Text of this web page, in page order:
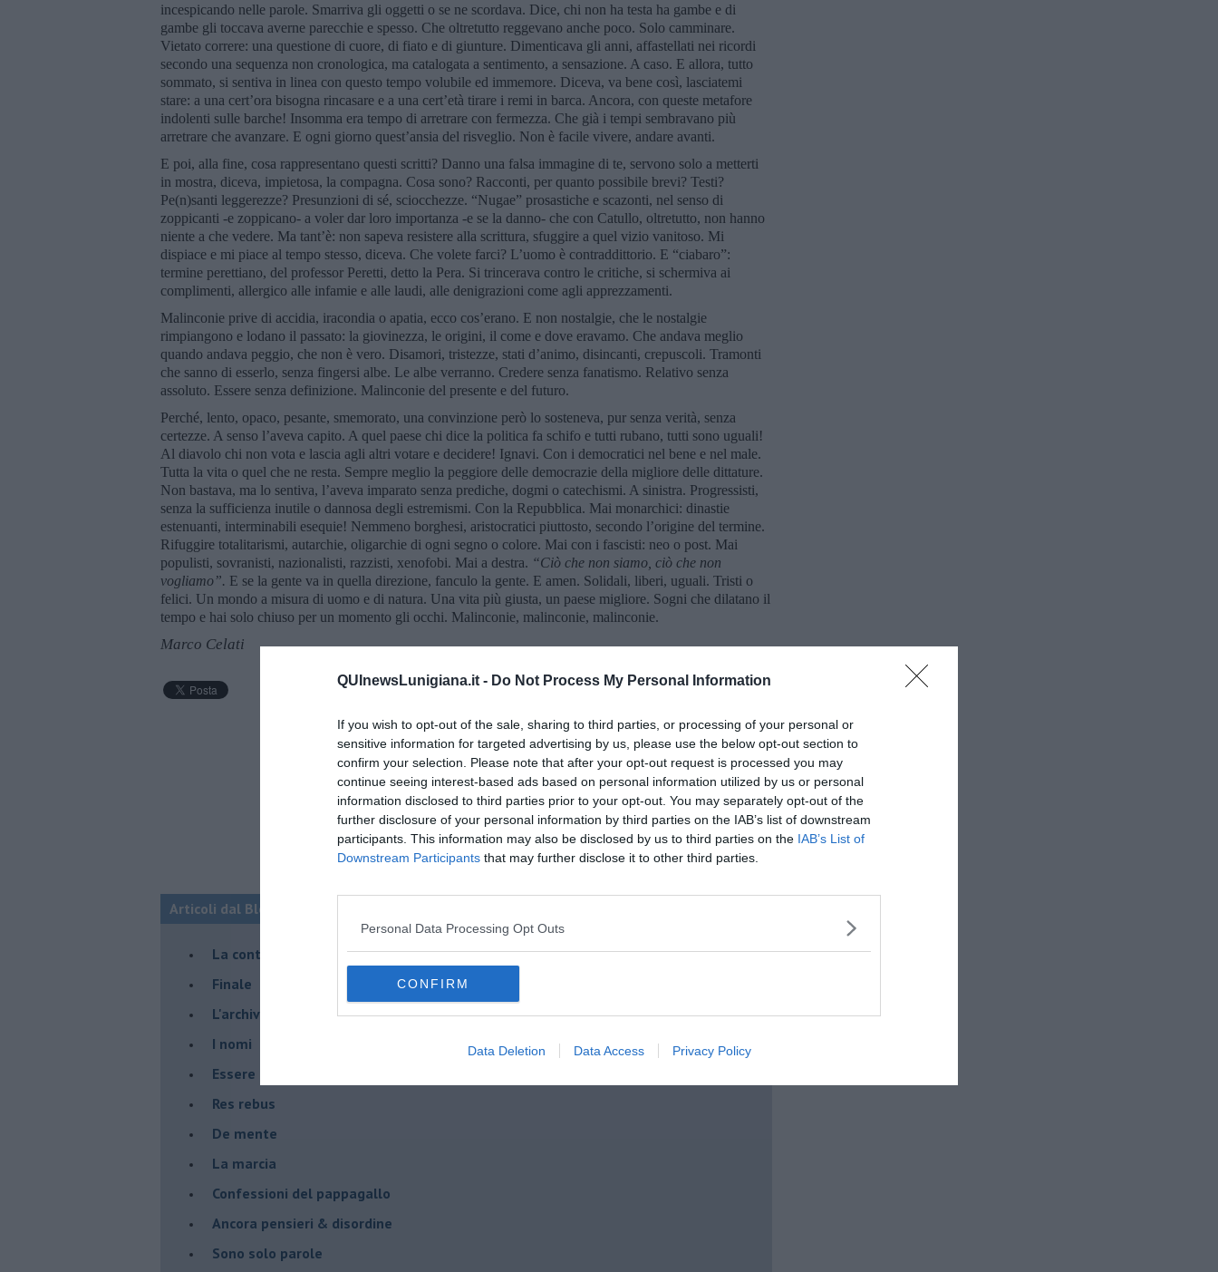
QUInewsLunigiana.it - Do Not Process My Personal Information
If you wish to opt-out of the sale, sharing to third parties, or processing of your personal or
sensitive information for targeted advertising by us, please use the below opt-out section to
confirm your selection. Please note that after your opt-out request is processed you may
continue seeing interest-based ads based on personal information utilized by us or personal
information disclosed to third parties prior to your opt-out. You may separately opt-out of the
further disclosure of your personal information by third parties on the IAB’s list of downstream
participants. This information may also be disclosed by us to third parties on the IAB’s List of
Downstream Participants that may further disclose it to other third parties.
Personal Data Processing Opt Outs
CONFIRM
Data Deletion Data Access Privacy Policy
incespicando nelle parole. Smarriva gli oggetti o se ne scordava. Dice, chi non ha testa ha gambe e di
gambe gli toccava averne parecchie e spesso. Che oltretutto reggevano anche poco. Solo camminare.
Vietato correre: una questione di cuore, di fiato e di giunture. Dimenticava gli anni, affastellati nei ricordi
secondo una sequenza non cronologica, ma catalogata a sentimento, a sensazione. A caso. E allora, tutto
sommato, si sentiva in linea con questo tempo volubile ed immemore. Diceva, va bene così, lasciatemi
stare: a una cert’ora bisogna rincasare e a una cert’età tirare i remi in barca. Ancora, con queste metafore
indolenti sulle barche! Insomma era tempo di arretrare con fermezza. Che già i tempi sembravano più
arretrare che avanzare. E ogni giorno quest’ansia del risveglio. Non è facile vivere, andare avanti.
E poi, alla fine, cosa rappresentano questi scritti? Danno una falsa immagine di te, servono solo a metterti
in mostra, diceva, impietosa, la compagna. Cosa sono? Racconti, per quanto possibile brevi? Testi?
Pe(n)santi leggerezze? Presunzioni di sé, sciocchezze. “Nugae” prosastiche e scazonti, nel senso di
zoppicanti -e zoppicano- a voler dar loro importanza -e se la danno- che con Catullo, oltretutto, non hanno
niente a che vedere. Ma tant’è: non sapeva resistere alla scrittura, sfuggire a quel vizio vanitoso. Mi
dispiace e mi piace al tempo stesso, diceva. Che volete farci? L’uomo è contraddittorio. E “ciabaro”:
termine perettiano, del professor Peretti, detto la Pera. Si trincerava contro le critiche, si schermiva ai
complimenti, allergico alle infamie e alle laudi, alle denigrazioni come agli apprezzamenti.
Malinconie prive di accidia, iracondia o apatia, ecco cos’erano. E non nostalgie, che le nostalgie
rimpiangono e lodano il passato: la giovinezza, le origini, il come e dove eravamo. Che andava meglio
quando andava peggio, che non è vero. Disamori, tristezze, stati d’animo, disincanti, crepuscoli. Tramonti
che sanno di esserlo, senza fingersi albe. Le albe verranno. Credere senza fanatismo. Relativo senza
assoluto. Essere senza definizione. Malinconie del presente e del futuro.
Perché, lento, opaco, pesante, smemorato, una convinzione però lo sosteneva, pur senza verità, senza
certezze. A senso l’aveva capito. A quel paese chi dice la politica fa schifo e tutti rubano, tutti sono uguali!
Al diavolo chi non vota e lascia agli altri votare e decidere! Ignavi. Con i democratici nel bene e nel male.
Tutta la vita o quel che ne resta. Sempre meglio la peggiore delle democrazie della migliore delle dittature.
Non bastava, ma lo sentiva, l’aveva imparato senza prediche, dogmi o catechismi. A sinistra. Progressisti,
senza la sufficienza inutile o dannosa degli estremismi. Con la Repubblica. Mai monarchici: dinastie
estenuanti, interminabili esequie! Nemmeno borghesi, aristocratici piuttosto, secondo l’origine del termine.
Rifuggire totalitarismi, autarchie, oligarchie di ogni segno o colore. Mai con i fascisti: neo o post. Mai
populisti, sovranisti, nazionalisti, razzisti, xenofobi. Mai a destra. “Ciò che non siamo, ciò che non
vogliamo”. E se la gente va in quella direzione, fanculo la gente. E amen. Solidali, liberi, uguali. Tristi o
felici. Un mondo a misura di uomo e di natura. Una vita più giusta, un paese migliore. Sogni che dilatano il
tempo e hai solo chiuso per un momento gli occhi. Malinconie, malinconie, malinconie.
Marco Celati
Articoli dal Blog “Racconti della domenica” di Marco Celati
La controversia degli azzimi
Finale
L'archivio
I nomi
Essere
Res rebus
De mente
La marcia
Confessioni del pappagallo
Ancora pensieri & disordine
Sono solo parole